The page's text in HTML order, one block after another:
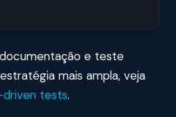
e teste
mais ampla, veja
tests.